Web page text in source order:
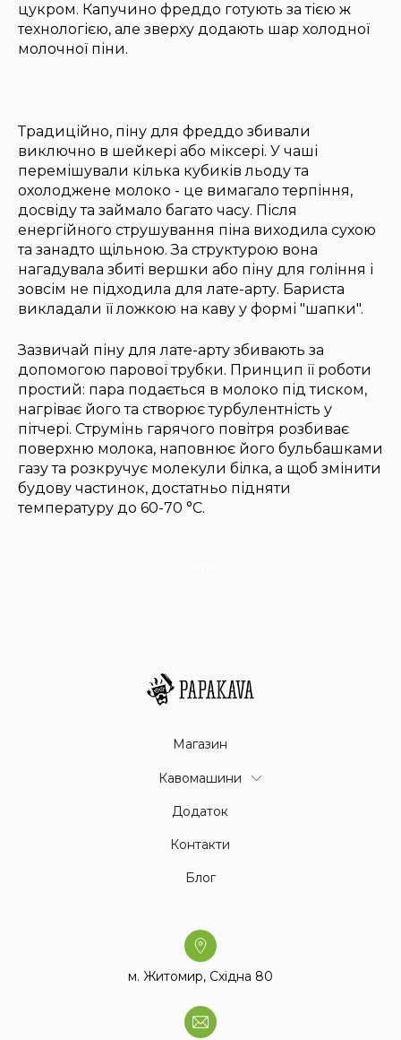
цукром. Капучино фреддо готують за тією ж
технологією, але зверху додають шар холодної
молочної піни.
Традиційно, піну для фреддо збивали
виключно в шейкері або міксері. У чаші
перемішували кілька кубиків льоду та
охолоджене молоко - це вимагало терпіння,
досвіду та займало багато часу. Після
енергійного струшування піна виходила сухою
та занадто щільною. За структурою вона
нагадувала збиті вершки або піну для гоління і
зовсім не підходила для лате-арту. Бариста
викладали її ложкою на каву у формі "шапки".
Зазвичай піну для лате-арту збивають за
допомогою парової трубки. Принцип її роботи
простий: пара подається в молоко під тиском,
нагріває його та створює турбулентність у
пітчері. Струмінь гарячого повітря розбиває
поверхню молока, наповнює його бульбашками
газу та розкручує молекули білка, а щоб змінити
будову частинок, достатньо підняти
температуру до 60-70 °C.
Магазин
Кавомашини
Додаток
Контакти
Блог
м. Житомир, Східна 80